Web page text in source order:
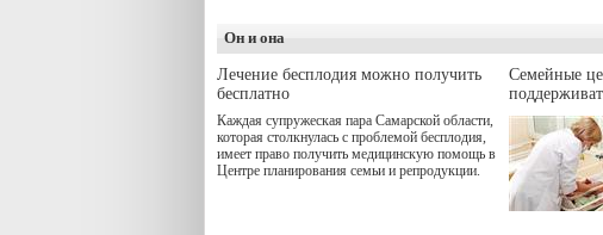
Он и она
Лечение бесплодия можно получить
бесплатно
Каждая супружеская пара Самарской области,
которая столкнулась с проблемой бесплодия,
имеет право получить медицинскую помощь в
Центре планирования семьи и репродукции.
Семейные